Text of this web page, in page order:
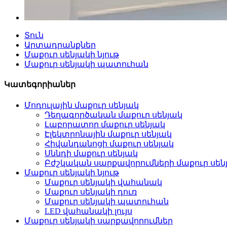
Տուն
Արտադրանքներ
Մաքուր սենյակի նյութ
Մաքուր սենյակի պատուհան
Կատեգորիաներ
Մոդուլային մաքուր սենյակ
Դեղագործական մաքուր սենյակ
Լաբորատոր մաքուր սենյակ
Էլեկտրոնային մաքուր սենյակ
Հիվանդանոցի մաքուր սենյակ
Սննդի մաքուր սենյակ
Բժշկական սարքավորումների մաքուր
Մաքուր սենյակի նյութ
Մաքուր սենյակի վահանակ
Մաքուր սենյակի դուռ
Մաքուր սենյակի պատուհան
LED վահանակի լույս
Մաքուր սենյակի սարքավորումներ